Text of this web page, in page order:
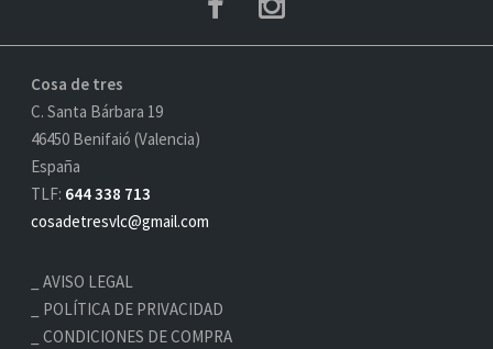
Cosa de tres
C. Santa Bárbara 19
46450 Benifaió (Valencia)
España
TLF: 644 338 713
cosadetresvlc@gmail.com
AVISO LEGAL
POLÍTICA DE PRIVACIDAD
CONDICIONES DE COMPRA